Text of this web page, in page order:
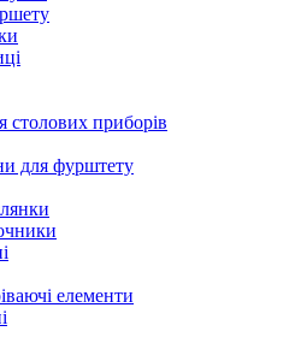
столових приборів
для фурштету
елементи